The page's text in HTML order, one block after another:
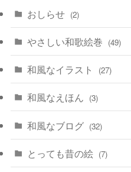
おしらせ (2)
やさしい和歌絵巻 (49)
和風なイラスト (27)
和風なえほん (3)
和風なブログ (32)
とっても昔の絵 (7)